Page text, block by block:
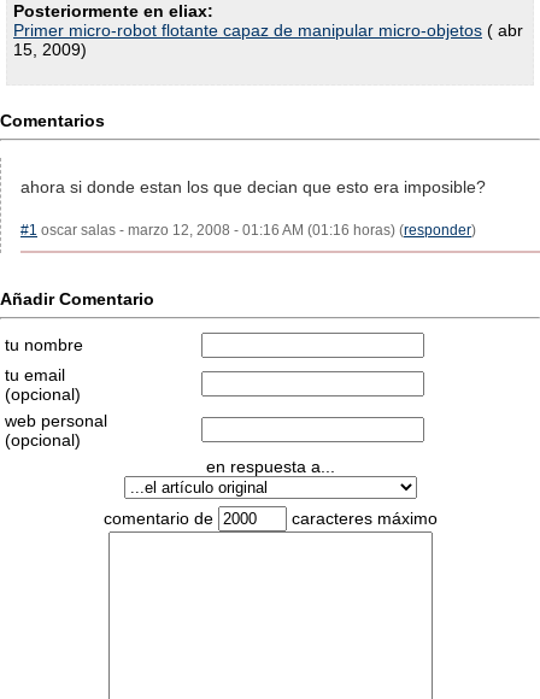
Posteriormente en eliax:
Primer micro-robot flotante capaz de manipular micro-objetos ( abr
15, 2009)
Comentarios
ahora si donde estan los que decian que esto era imposible?
#1 oscar salas - marzo 12, 2008 - 01:16 AM (01:16 horas) (responder)
Añadir Comentario
tu nombre
tu email
(opcional)
web personal
(opcional)
en respuesta a...
comentario de caracteres máximo